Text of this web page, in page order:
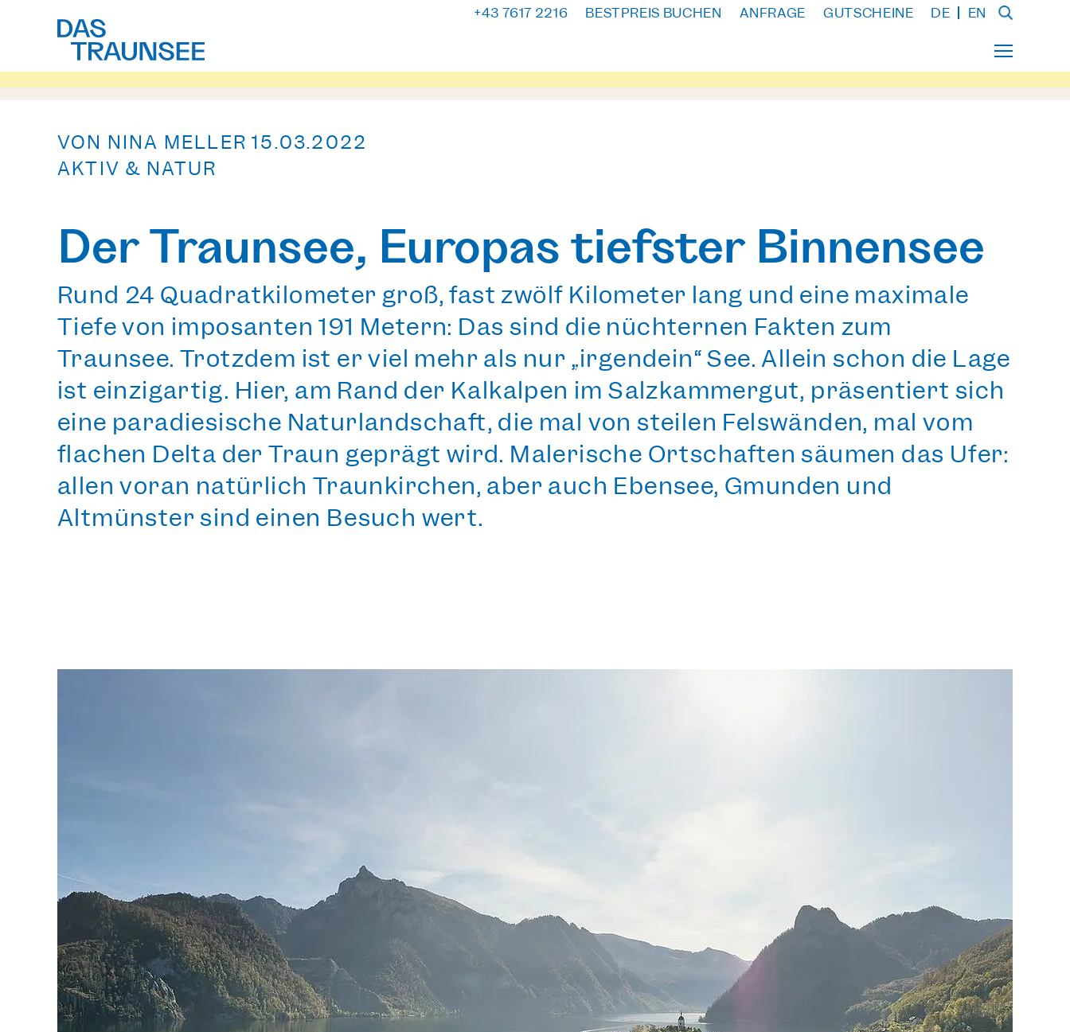
+43 7617 2216 BESTPREIS BUCHEN ANFRAGE GUTSCHEINE DE EN
VON NINA MELLER 15.03.2022
AKTIV & NATUR
Der Traunsee, Europas tiefster Binnensee
Rund 24 Quadratkilometer groß, fast zwölf Kilometer lang und eine maximale
Tiefe von imposanten 191 Metern: Das sind die nüchternen Fakten zum
Traunsee. Trotzdem ist er viel mehr als nur „irgendein“ See. Allein schon die Lage
ist einzigartig. Hier, am Rand der Kalkalpen im Salzkammergut, präsentiert sich
eine paradiesische Naturlandschaft, die mal von steilen Felswänden, mal vom
flachen Delta der Traun geprägt wird. Malerische Ortschaften säumen das Ufer:
allen voran natürlich Traunkirchen, aber auch Ebensee, Gmunden und
Altmünster sind einen Besuch wert.